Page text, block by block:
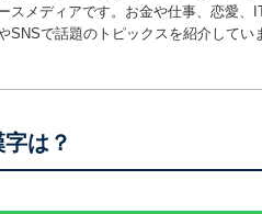
スメディアです。お金や仕事、恋愛、
で話題のトピックスを紹介してい
は？